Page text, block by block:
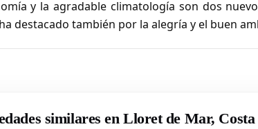
y la agradable climatología son dos
destacado también por la alegría y el buen
similares en Lloret de Mar,